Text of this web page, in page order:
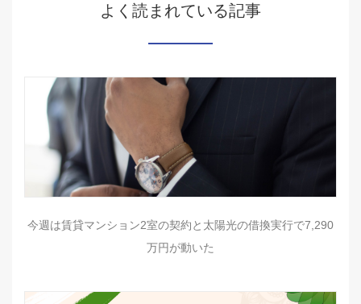
よく読まれている記事
今週は賃貸マンション2室の契約と太陽光の借換実行で7,290
万円が動いた